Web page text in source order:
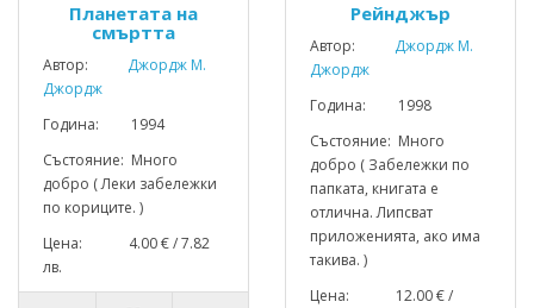
Планетата на
смъртта
Автор:
Джордж М.
Джордж
Година: 1994
Състояние: Много
добро ( Леки забележки
по кориците. )
Цена: 4.00 € / 7.82
лв.
Рейнджър
Автор:
Джордж М.
Джордж
Година: 1998
Състояние: Много
добро ( Забележки по
папката, книгата е
отлична. Липсват
приложенията, ако има
такива. )
Цена: 12.00 € /